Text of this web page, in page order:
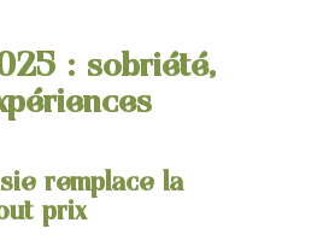
: sobriété,
remplace la
prix